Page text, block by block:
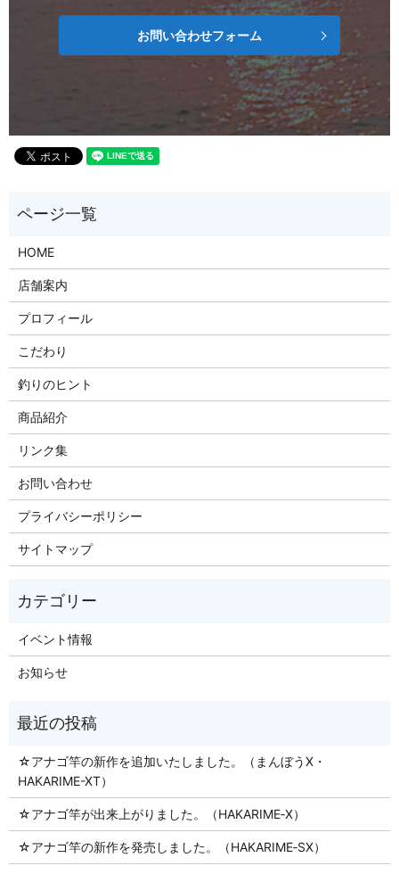
お問い合わせフォーム
HOME
店舗案内
プロフィール
こだわり
釣りのヒント
商品紹介
リンク集
お問い合わせ
プライバシーポリシー
サイトマップ
イベント情報
お知らせ
☆アナゴ竿の新作を追加いたしました。（まんぼうX・
HAKARIME-XT）
☆アナゴ竿が出来上がりました。（HAKARIME‐X）
☆アナゴ竿の新作を発売しました。（HAKARIME‐SX）